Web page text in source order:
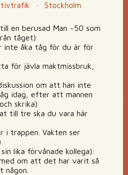
· Stockholm
en berusad Man ~50 som
tåget)
inte åka tåg för du är för
för jävla maktmissbruk,
om att han inte
idag, efter att mannen
skrika)
till tre ska du vara här
i trappen. Vakten ser
lika förvånade kollega):
om att det har varit så